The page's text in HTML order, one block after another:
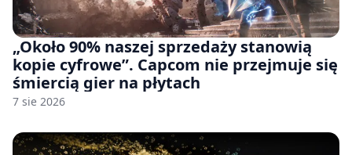
„Około 90% naszej sprzedaży stanowią
kopie cyfrowe”. Capcom nie przejmuje się
śmiercią gier na płytach
7 sie 2026